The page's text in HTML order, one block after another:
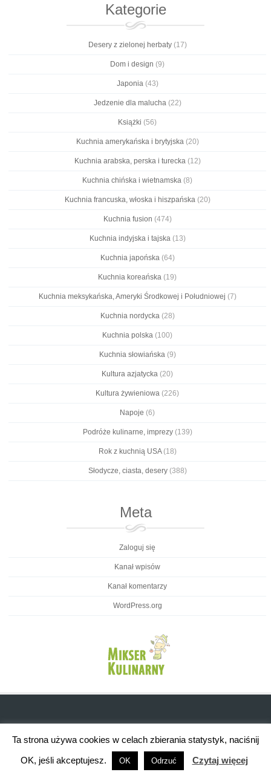
Kategorie
Desery z zielonej herbaty(17)
Dom i design (9)
Japonia(43)
Jedzenie dla malucha(22)
Książki (56)
Kuchnia amerykańska i brytyjska(20)
Kuchnia arabska, perska i turecka(12)
Kuchnia chińska i wietnamska (8)
Kuchnia francuska, włoska i hiszpańska(20)
Kuchnia fusion (474)
Kuchnia indyjska i tajska(13)
Kuchnia japońska(64)
Kuchnia koreańska (19)
Kuchnia meksykańska, Ameryki Środkowej i Południowej (7)
Kuchnia nordycka(28)
Kuchnia polska (100)
Kuchnia słowiańska(9)
Kultura azjatycka (20)
Kultura żywieniowa (226)
Napoje (6)
Podróże kulinarne, imprezy(139)
Rok z kuchnią USA(18)
Słodycze, ciasta, desery(388)
Meta
Zaloguj się
Kanał wpisów
Kanał komentarzy
WordPress.org
Ta strona używa cookies w celach zbierania statystyk, naciśnij
OK, jeśli akceptujesz.
OK Odrzuć Czytaj więcej